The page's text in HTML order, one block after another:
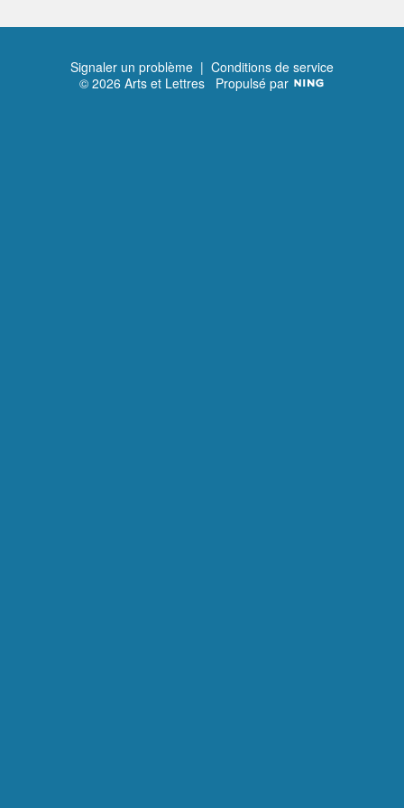
Signaler un problème | Conditions de service
© 2026 Arts et Lettres Propulsé par